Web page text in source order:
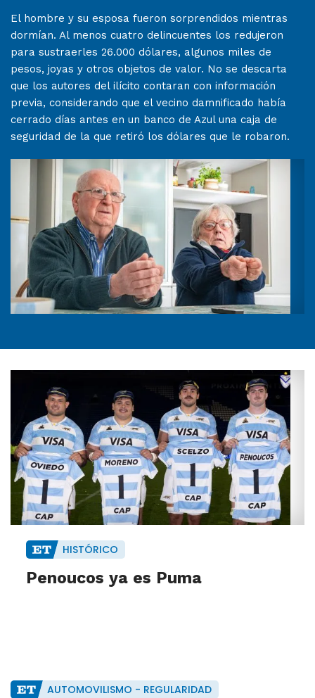
El hombre y su esposa fueron sorprendidos mientras
dormían. Al menos cuatro delincuentes los redujeron
para sustraerles 26.000 dólares, algunos miles de
pesos, joyas y otros objetos de valor. No se descarta
que los autores del ilícito contaran con información
previa, considerando que el vecino damnificado había
cerrado días antes en un banco de Azul una caja de
seguridad de la que retiró los dólares que le robaron.
HISTÓRICO
Penoucos ya es Puma
AUTOMOVILISMO - REGULARIDAD